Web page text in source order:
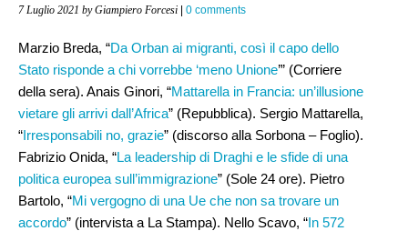
7 Luglio 2021 by Giampiero Forcesi | 0 comments
Marzio Breda, “Da Orban ai migranti, così il capo dello
Stato risponde a chi vorrebbe ‘meno Unione’” (Corriere
della sera). Anais Ginori, “Mattarella in Francia: un’illusione
vietare gli arrivi dall’Africa” (Repubblica). Sergio Mattarella,
“Irresponsabili no, grazie” (discorso alla Sorbona – Foglio).
Fabrizio Onida, “La leadership di Draghi e le sfide di una
politica europea sull’immigrazione” (Sole 24 ore). Pietro
Bartolo, “Mi vergogno di una Ue che non sa trovare un
accordo” (intervista a La Stampa). Nello Scavo, “In 572